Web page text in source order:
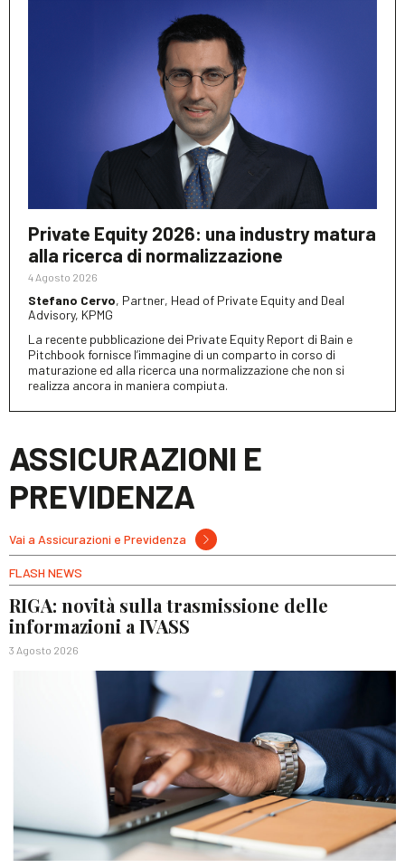
Private Equity 2026: una industry matura
alla ricerca di normalizzazione
4 Agosto 2026
Stefano Cervo, Partner, Head of Private Equity and Deal
Advisory, KPMG
La recente pubblicazione dei Private Equity Report di Bain e
Pitchbook fornisce l’immagine di un comparto in corso di
maturazione ed alla ricerca una normalizzazione che non si
realizza ancora in maniera compiuta.
ASSICURAZIONI E
PREVIDENZA
Vai a Assicurazioni e Previdenza
FLASH NEWS
RIGA: novità sulla trasmissione delle
informazioni a IVASS
3 Agosto 2026